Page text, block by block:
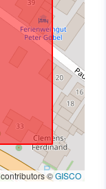
contributors ©GISCO